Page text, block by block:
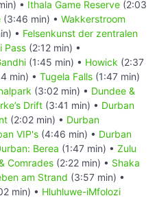
• Ithala Game Reserve (2:03
(3:46 min) • Wakkerstroom
• Felsenkunst der zentralen
Pass (2:12 min) •
(1:45 min) • Howick (2:37
min) • Tugela Falls (1:47 min)
(3:02 min) • Dundee &
Drift (3:41 min) • Durban
(2:02 min) • Durban
VIP's (4:46 min) • Durban
Berea (1:47 min) • Zulu
Comrades (2:22 min) • Shaka
am Strand (3:57 min) •
min) • Hluhluwe-iMfolozi